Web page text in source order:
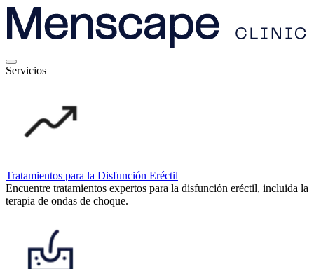
Servicios
Tratamientos para la Disfunción Eréctil
Encuentre tratamientos expertos para la disfunción eréctil, incluida la
terapia de ondas de choque.